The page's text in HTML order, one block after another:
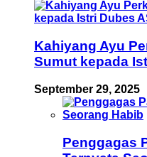
Kahiyang Ayu
Sumut kepada
September 29, 2025
Penggagas